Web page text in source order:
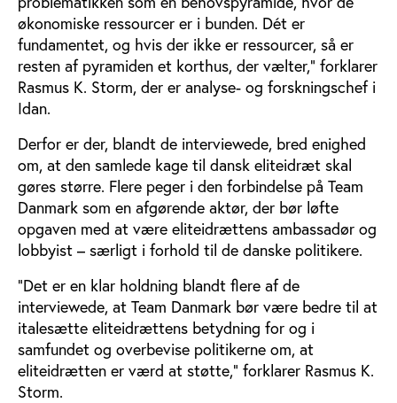
økonomiske ressourcer er i bunden. Dét er
fundamentet, og hvis der ikke er ressourcer, så er
resten af pyramiden et korthus, der vælter,” forklarer
Rasmus K. Storm, der er analyse- og forskningschef i
Idan.
Derfor er der, blandt de interviewede, bred enighed
om, at den samlede kage til dansk eliteidræt skal
gøres større. Flere peger i den forbindelse på Team
Danmark som en afgørende aktør, der bør løfte
opgaven med at være eliteidrættens ambassadør og
lobbyist – særligt i forhold til de danske politikere.
”Det er en klar holdning blandt flere af de
interviewede, at Team Danmark bør være bedre til at
italesætte eliteidrættens betydning for og i
samfundet og overbevise politikerne om, at
eliteidrætten er værd at støtte,” forklarer Rasmus K.
Storm.